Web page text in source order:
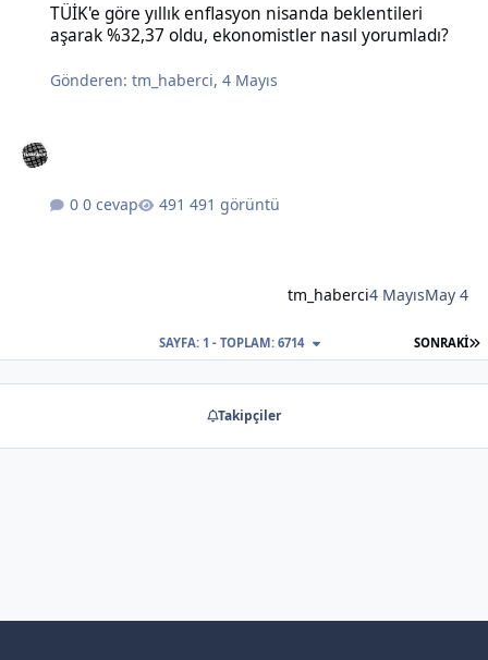
TÜİK'e göre yıllık enflasyon nisanda beklentileri
aşarak %32,37 oldu, ekonomistler nasıl yorumladı?
Gönderen:tm_haberci,4 Mayıs
0 cevap 491 görüntü
tm_haberci4 MayısMay 4
SONRAKI
SAYFA: 1 - TOPLAM: 6714
Takipçiler